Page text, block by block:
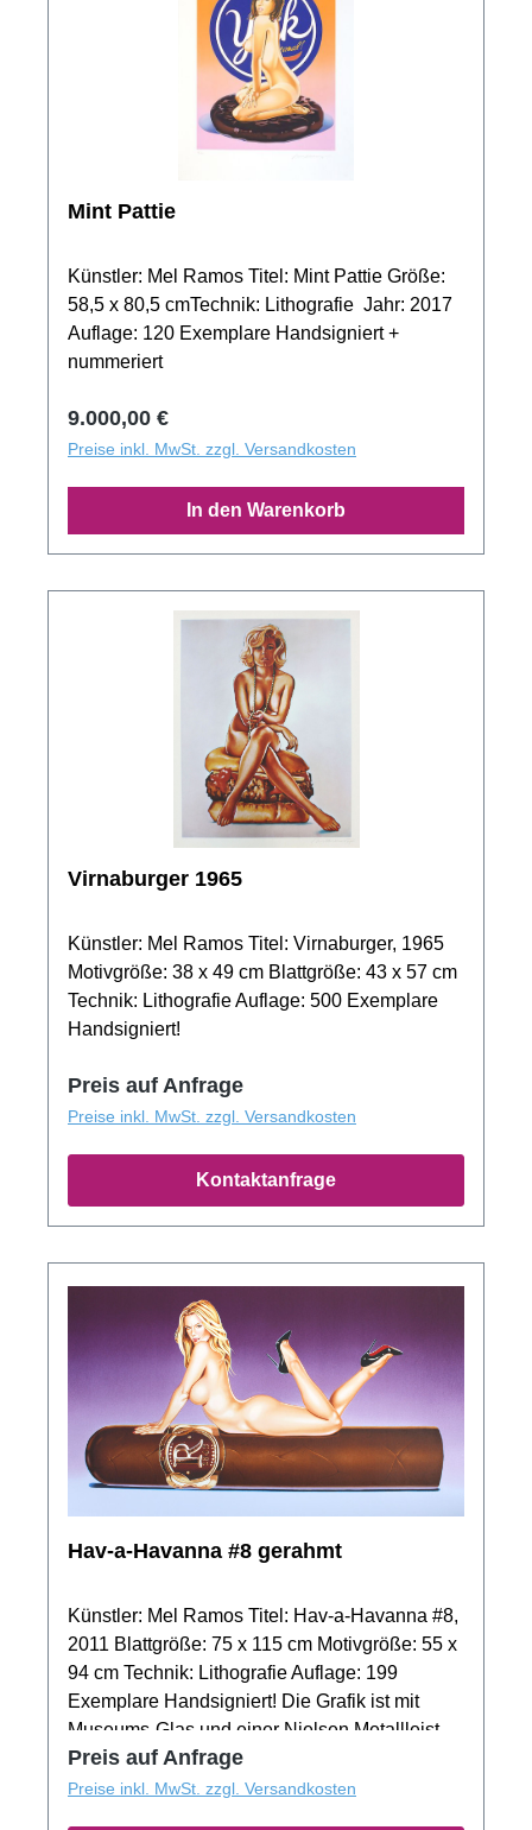
Mint Pattie
Künstler: Mel Ramos Titel: Mint Pattie Größe:
58,5 x 80,5 cmTechnik: Lithografie Jahr: 2017
Auflage: 120 Exemplare Handsigniert +
nummeriert
Regulärer Preis:
9.000,00 €
Preise inkl. MwSt. zzgl. Versandkosten
In den Warenkorb
Virnaburger 1965
Künstler: Mel Ramos Titel: Virnaburger, 1965
Motivgröße: 38 x 49 cm Blattgröße: 43 x 57 cm
Technik: Lithografie Auflage: 500 Exemplare
Handsigniert!
Preis auf Anfrage
Preise inkl. MwSt. zzgl. Versandkosten
Kontaktanfrage
Hav-a-Havanna #8 gerahmt
Künstler: Mel Ramos Titel: Hav-a-Havanna #8,
2011 Blattgröße: 75 x 115 cm Motivgröße: 55 x
94 cm Technik: Lithografie Auflage: 199
Exemplare Handsigniert! Die Grafik ist mit
Museums-Glas und einer Nielsen Metallleiste
gerahmt.VERKAUFT!
Preis auf Anfrage
Preise inkl. MwSt. zzgl. Versandkosten